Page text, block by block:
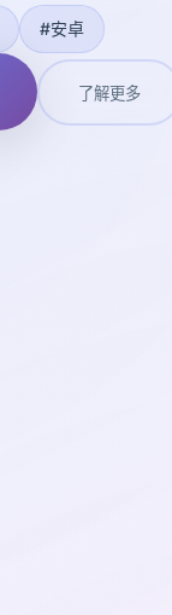
#安卓
了解更多